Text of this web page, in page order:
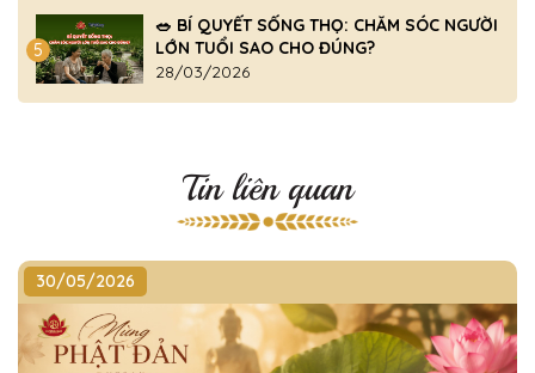
5
🥗 BÍ QUYẾT SỐNG THỌ: CHĂM SÓC NGƯỜI
LỚN TUỔI SAO CHO ĐÚNG?
28/03/2026
Tin liên quan
30/05/2026